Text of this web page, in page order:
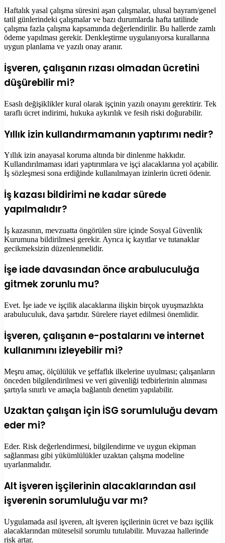
Haftalık yasal çalışma süresini aşan çalışmalar, ulusal bayram/genel
tatil günlerindeki çalışmalar ve bazı durumlarda hafta tatilinde
çalışma fazla çalışma kapsamında değerlendirilir. Bu hallerde zamlı
ödeme yapılması gerekir. Denkleştirme uygulanıyorsa kurallarına
uygun planlama ve yazılı onay aranır.
İşveren, çalışanın rızası olmadan ücretini
düşürebilir mi?
Esaslı değişiklikler kural olarak işçinin yazılı onayını gerektirir. Tek
taraflı ücret indirimi, hukuka aykırılık ve fesih riski doğurabilir.
Yıllık izin kullandırmamanın yaptırımı nedir?
Yıllık izin anayasal koruma altında bir dinlenme hakkıdır.
Kullandırılmaması idari yaptırımlara ve işçi alacaklarına yol açabilir.
İş sözleşmesi sona erdiğinde kullanılmayan izinlerin ücreti ödenir.
İş kazası bildirimi ne kadar sürede
yapılmalıdır?
İş kazasının, mevzuatta öngörülen süre içinde Sosyal Güvenlik
Kurumuna bildirilmesi gerekir. Ayrıca iç kayıtlar ve tutanaklar
gecikmeksizin düzenlenmelidir.
İşe iade davasından önce arabuluculuğa
gitmek zorunlu mu?
Evet. İşe iade ve işçilik alacaklarına ilişkin birçok uyuşmazlıkta
arabuluculuk, dava şartıdır. Sürelere riayet edilmesi önemlidir.
İşveren, çalışanın e-postalarını ve internet
kullanımını izleyebilir mi?
Meşru amaç, ölçülülük ve şeffaflık ilkelerine uyulması; çalışanların
önceden bilgilendirilmesi ve veri güvenliği tedbirlerinin alınması
şartıyla sınırlı ve amaçla bağlantılı denetim yapılabilir.
Uzaktan çalışan için İSG sorumluluğu devam
eder mi?
Eder. Risk değerlendirmesi, bilgilendirme ve uygun ekipman
sağlanması gibi yükümlülükler uzaktan çalışma modeline
uyarlanmalıdır.
Alt işveren işçilerinin alacaklarından asıl
işverenin sorumluluğu var mı?
Uygulamada asıl işveren, alt işveren işçilerinin ücret ve bazı işçilik
alacaklarından müteselsil sorumlu tutulabilir. Muvazaa hallerinde
risk artar.